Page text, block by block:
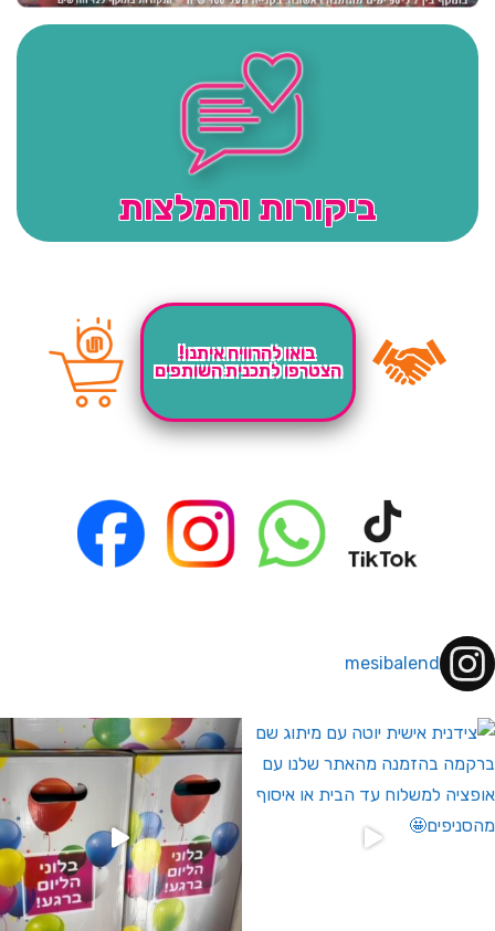
ביקורות והמלצות
בואו להרוויח איתנו!
הצטרפו לתכנית השותפים
mesibalend
לחברי מועדון ומצטרפים חדשים🤍